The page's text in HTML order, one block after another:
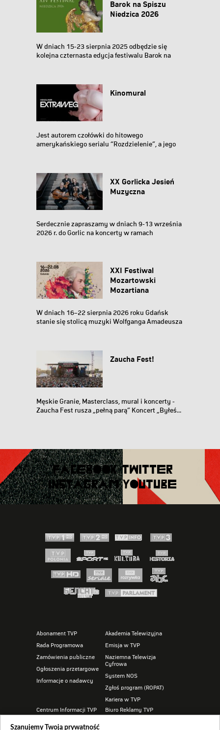
Barok na Spiszu
Niedzica 2026
W dniach 15-23 sierpnia 2025 odbędzie się
kolejna czternasta edycja festiwalu Barok na
Kinomural
Jest autorem czołówki do hitowego
amerykańskiego serialu “Rozdzielenie”, a jego
XX Gorlicka Jesień
Muzyczna
Serdecznie zapraszamy w dniach 9-13 września
2026 r. do Gorlic na koncerty w ramach
XXI Festiwal
Mozartowski
Mozartiana
W dniach 16–22 sierpnia 2026 roku Gdańsk
stanie się stolicą muzyki Wolfganga Amadeusza
Zaucha Fest!
Męskie Granie, Masterclass, mural i koncerty -
Zaucha Fest rusza „pełną parą” Koncert „Byłeś...
FACEBOOK TWITTER
INSTAGRAM YOUTUBE
Abonament TVP
Rada Programowa
Zamówienia publiczne
Ogłoszenia przetargowe
Informacje o nadawcy
Akademia Telewizyjna
Emisja w TVP
Naziemna Telewizja
Cyfrowa
System NOS
Zgłoś program (ROPAT)
Kariera w TVP
Centrum Informacji TVP
Biuro Reklamy TVP
Szanujemy Twoją prywatność